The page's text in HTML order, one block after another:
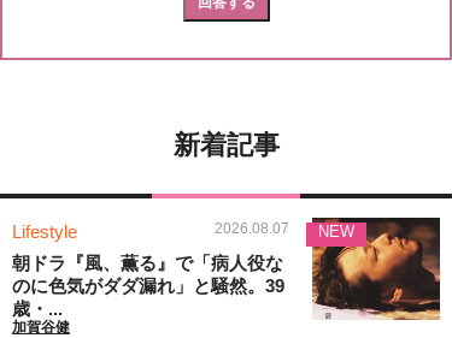
新着記事
Lifestyle 2026.08.07
朝ドラ『風、薫る』で「病人役な
のに色気がダダ漏れ」と騒然。39
歳・...
加賀谷健
NEW